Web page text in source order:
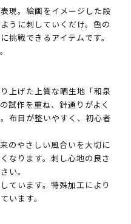
現。絵画をイメージした段
うに刺していくだけ。色の
挑戦できるアイテムです。
上げた上質な晒生地「和泉
試作を重ね、針通りがよく
布目が整いやすく、初心者
のやさしい風合いを大切に
なります。刺し心地の良さ
い。
ています。特殊加工により
います。